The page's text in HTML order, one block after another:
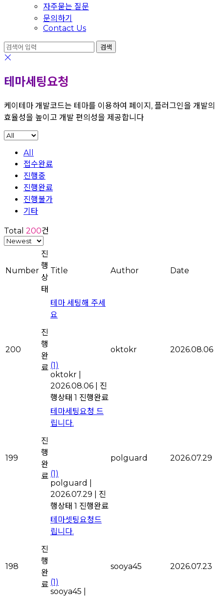
자주묻는 질문
문의하기
Contact Us
테마세팅요청
케이테마 개발코드는 테마를 이용하여 페이지, 플러그인을 개발의
효율성을 높이고 개발 편의성을 제공합니다
All
접수완료
진행중
진행완료
진행불가
기타
Total 200건
Number
진
행
상
태
Title Author Date
200
진
행
완
료
테마 세팅해 주세
요
(1)
oktokr
2026.08.06
진
행상태 1 진행완료
oktokr 2026.08.06
199
진
행
완
료
테마세팅요청 드
립니다.
(1)
polguard
2026.07.29
진
행상태 1 진행완료
polguard 2026.07.29
198
진
행
완
료
테마셋팅요청드
립니다.
(1)
sooya45
sooya45 2026.07.23